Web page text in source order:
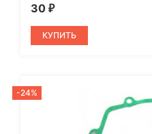
30 ₽
КУПИТЬ
-24%